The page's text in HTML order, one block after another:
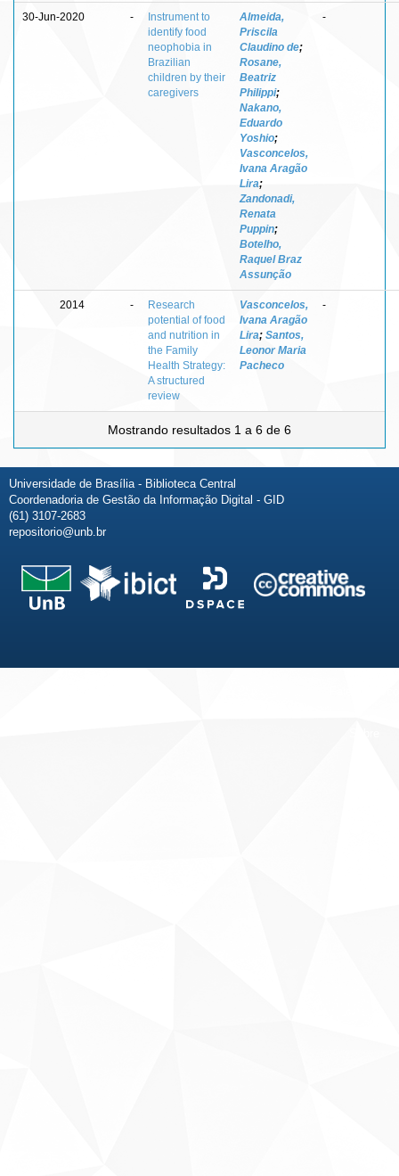
30-Jun-2020 -
Instrument to
identify food
neophobia in
Brazilian
children by their
caregivers
Almeida,
Priscila
Claudino de;
Rosane,
Beatriz
Philippi;
Nakano,
Eduardo
Yoshio;
Vasconcelos,
Ivana Aragão
Lira;
Zandonadi,
Renata
Puppin;
Botelho,
Raquel Braz
Assunção
-
2014 -
Research
potential of food
and nutrition in
the Family
Health Strategy:
A structured
review
Vasconcelos,
Ivana Aragão
Lira; Santos,
Leonor Maria
Pacheco
-
Mostrando resultados 1 a 6 de 6
Universidade de Brasília - Biblioteca Central
Coordenadoria de Gestão da Informação Digital - GID
(61) 3107-2683
repositorio@unb.br